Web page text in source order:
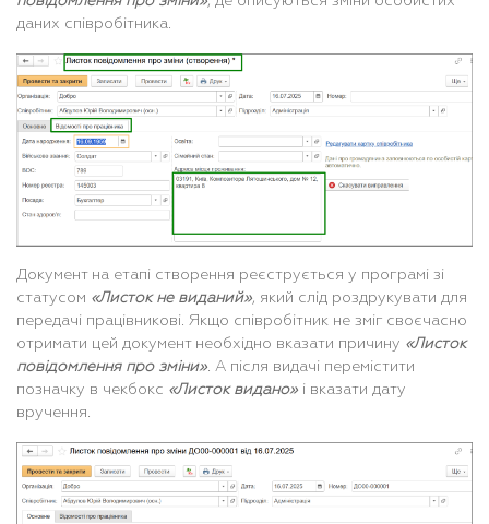
даних співробітника.
Документ на етапі створення реєструється у програмі зі
статусом «Листок не виданий», який слід роздрукувати для
передачі працівникові. Якщо співробітник не зміг своєчасно
отримати цей документ необхідно вказати причину «Листок
повідомлення про зміни». А після видачі перемістити
позначку в чекбокс «Листок видано» і вказати дату
вручення.